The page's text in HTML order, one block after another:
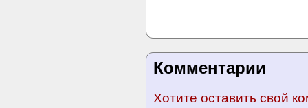
Комментарии
Хотите оставить свой